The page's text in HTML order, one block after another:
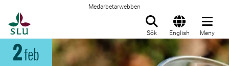
Medarbetarwebben
Sök English Meny
2feb